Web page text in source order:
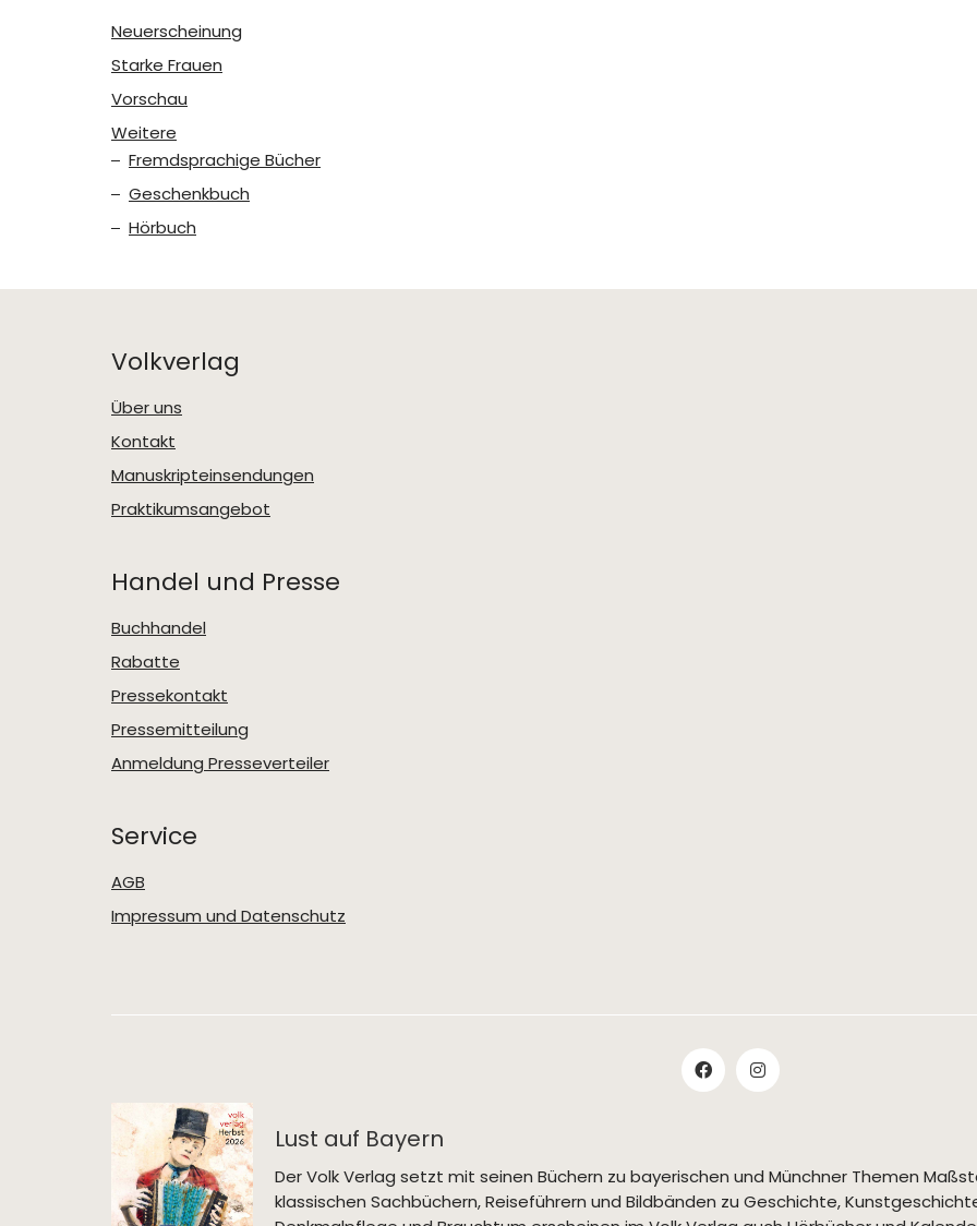
Neuerscheinung
Starke Frauen
Vorschau
Weitere
Fremdsprachige Bücher
Geschenkbuch
Hörbuch
Volkverlag
Über uns
Kontakt
Manuskripteinsendungen
Praktikumsangebot
Handel und Presse
Buchhandel
Rabatte
Pressekontakt
Pressemitteilung
Anmeldung Presseverteiler
Service
AGB
Impressum und Datenschutz
Lust auf Bayern
Der Volk Verlag setzt mit seinen Büchern zu bayerischen und Münchner Themen
klassischen Sachbüchern, Reiseführern und Bildbänden zu Geschichte,